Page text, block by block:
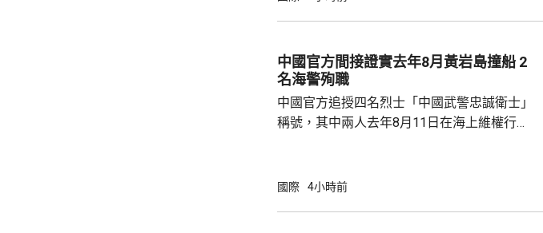
中國官方間接證實去年8月黃岩島撞船 2
名海警殉職
中國官方追授四名烈士「中國武警忠誠衛士」
稱號，其中兩人去年8月11日在海上維權行動
意味中國時隔一年首次間接證實撞船事件造成
國際 4小時前